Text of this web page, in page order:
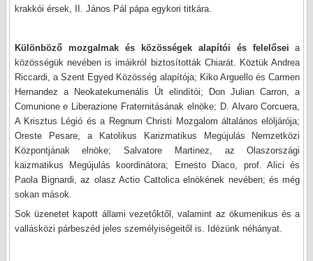
krakkói érsek, II. János Pál pápa egykori titkára.
Különböző mozgalmak és közösségek alapítói és felelősei a
közösségük nevében is imáikról biztosították Chiarát. Köztük Andrea
Riccardi, a Szent Egyed Közösség alapítója; Kiko Arguello és Carmen
Hernandez a Neokatekumenális Út elindítói; Don Julian Carron, a
Comunione e Liberazione Fraternitásának elnöke; D. Alvaro Corcuera,
A Krisztus Légió és a Regnum Christi Mozgalom általános elöljárója;
Oreste Pesare, a Katolikus Karizmatikus Megújulás Nemzetközi
Központjának elnöke; Salvatore Martinez, az Olaszországi
kaizmatikus Megújulás koordinátora; Ernesto Diaco, prof. Alici és
Paola Bignardi, az olasz Actio Cattolica elnökének nevében; és még
sokan mások.
Sok üzenetet kapott állami vezetőktől, valamint az ökumenikus és a
vallásközi párbeszéd jeles személyiségeitől is. Idézünk néhányat.